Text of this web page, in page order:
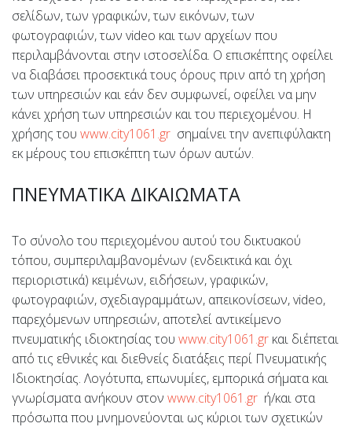
σελίδων, των γραφικών, των εικόνων, των
φωτογραφιών, των video και των αρχείων που
περιλαμβάνονται στην ιστοσελίδα. Ο επισκέπτης οφείλει
να διαβάσει προσεκτικά τους όρους πριν από τη χρήση
των υπηρεσιών και εάν δεν συμφωνεί, οφείλει να μην
κάνει χρήση των υπηρεσιών και του περιεχομένου. Η
χρήσης του www.city1061.gr σημαίνει την ανεπιφύλακτη
εκ μέρους του επισκέπτη των όρων αυτών.
ΠΝΕΥΜΑΤΙΚΑ ΔΙΚΑΙΩΜΑΤΑ
Το σύνολο του περιεχομένου αυτού του δικτυακού
τόπου, συμπεριλαμβανομένων (ενδεικτικά και όχι
περιοριστικά) κειμένων, ειδήσεων, γραφικών,
φωτογραφιών, σχεδιαγραμμάτων, απεικονίσεων, video,
παρεχόμενων υπηρεσιών, αποτελεί αντικείμενο
πνευματικής ιδιοκτησίας του www.city1061.gr και διέπεται
από τις εθνικές και διεθνείς διατάξεις περί Πνευματικής
Ιδιοκτησίας. Λογότυπα, επωνυμίες, εμπορικά σήματα και
γνωρίσματα ανήκουν στον www.city1061.gr ή/και στα
πρόσωπα που μνημονεύονται ως κύριοι των σχετικών